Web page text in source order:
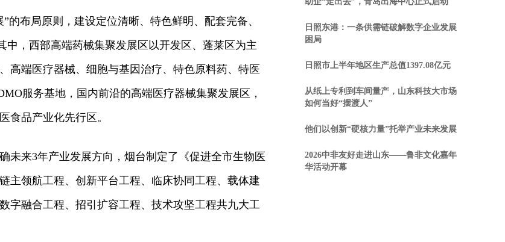
的布局原则，建设定位清晰、特色鲜明、配套完备、
中，西部高端药械集聚发展区以开发区、蓬莱区为主
高端医疗器械、细胞与基因治疗、特色原料药、特医
服务基地，国内前沿的高端医疗器械集聚发展区，
食品产业化先行区。
未来3年产业发展方向，烟台制定了《促进全市生物医
主领航工程、创新平台工程、临床协同工程、载体建
字融合工程、招引扩容工程、技术攻坚工程共九大工
日照东港：一条供需链破解数字企业发展
困局
日照市上半年地区生产总值1397.08亿元
从纸上专利到车间量产，山东科技大市场
如何当好“摆渡人”
他们以创新“硬核力量”托举产业未来发展
2026中非友好走进山东——鲁非文化嘉年
华活动开幕